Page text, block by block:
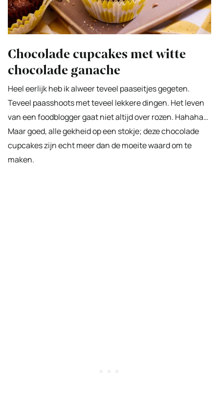
Chocolade cupcakes met witte
chocolade ganache
Heel eerlijk heb ik alweer teveel paaseitjes gegeten.
Teveel paasshoots met teveel lekkere dingen. Het leven
van een foodblogger gaat niet altijd over rozen. Hahaha…
Maar goed, alle gekheid op een stokje; deze chocolade
cupcakes zijn echt meer dan de moeite waard om te
maken.